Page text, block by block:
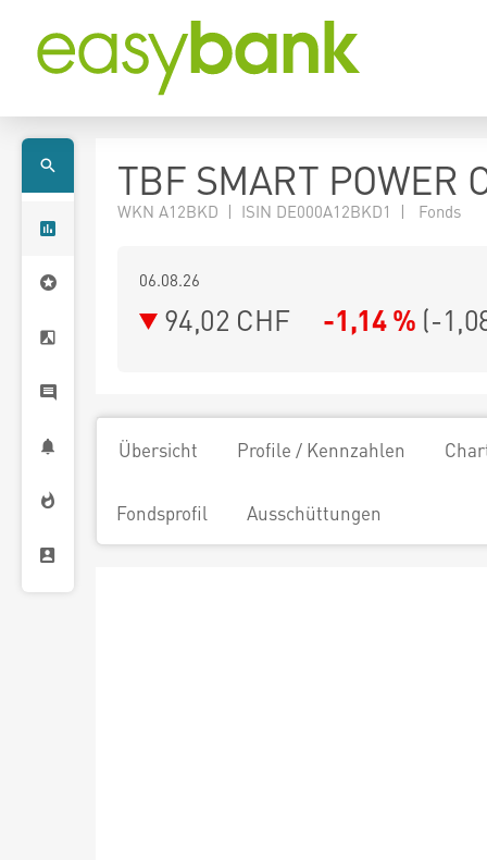
TBF SMART POWER
WKN A12BKD | ISIN DE000A12BKD1 | Fonds
06.08.26
94,02 CHF -1,14 % (-
Übersicht Profile / Kennzahlen
Fondsprofil Ausschüttungen